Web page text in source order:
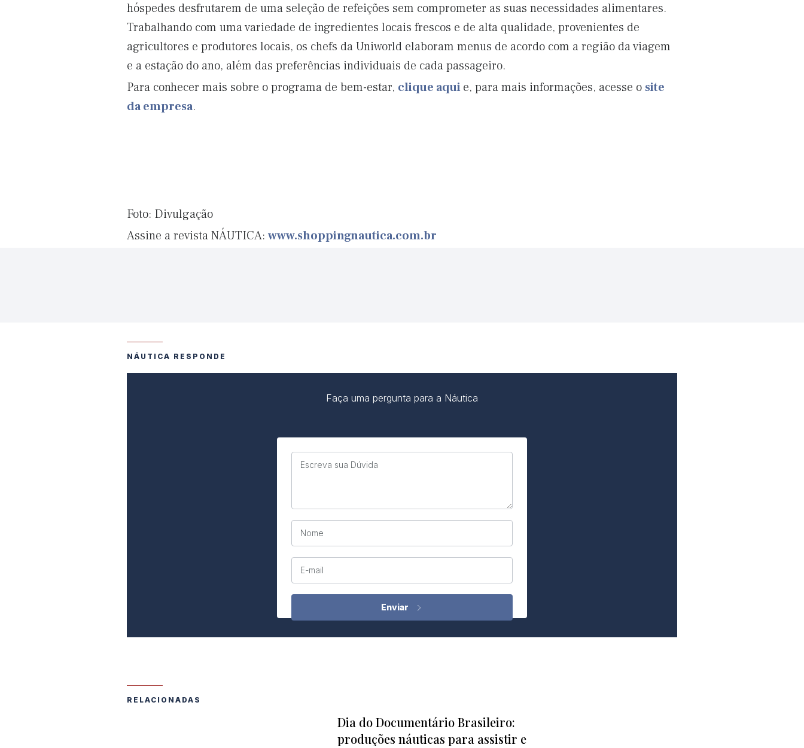
hóspedes desfrutarem de uma seleção de refeições sem comprometer as suas necessidades alimentares.
Trabalhando com uma variedade de ingredientes locais frescos e de alta qualidade, provenientes de
agricultores e produtores locais, os chefs da Uniworld elaboram menus de acordo com a região da viagem
e a estação do ano, além das preferências individuais de cada passageiro.
Para conhecer mais sobre o programa de bem-estar, clique aqui e, para mais informações, acesse o site
da empresa.
Foto: Divulgação
Assine a revista NÁUTICA: www.shoppingnautica.com.br
NÁUTICA RESPONDE
Faça uma pergunta para a Náutica
Escreva sua Dúvida
Nome
E-mail
RELACIONADAS
Dia do Documentário Brasileiro:
produções náuticas para assistir e